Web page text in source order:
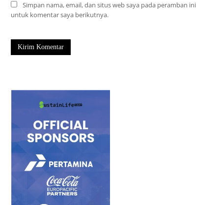
Simpan nama, email, dan situs web saya pada peramban ini
untuk komentar saya berikutnya.